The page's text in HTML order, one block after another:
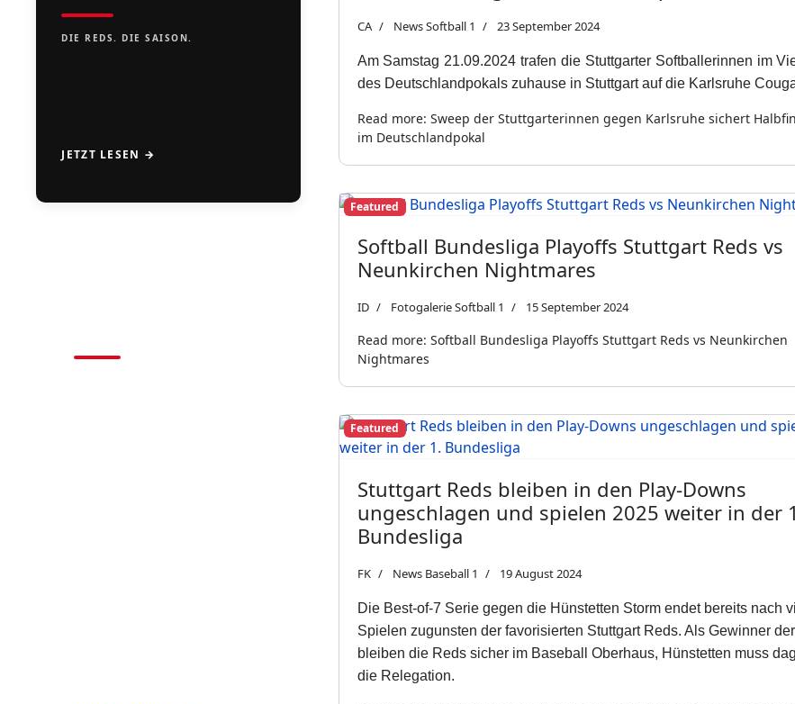
DIE REDS. DIE SAISON.
JETZT LESEN →
CA News Softball 1 23 September 2024
Am Samstag 21.09.2024 trafen die Stuttgarter Softballerinnen im
des Deutschlandpokals zuhause in Stuttgart auf die Karlsruhe
Read more: Sweep der Stuttgarterinnen gegen Karlsruhe sichert
im Deutschlandpokal
Featured
Softball Bundesliga Playoffs Stuttgart Reds vs
Neunkirchen Nightmares
ID Fotogalerie Softball 1 15 September 2024
Read more: Softball Bundesliga Playoffs Stuttgart Reds vs Neunkirchen
Nightmares
Featured
Stuttgart Reds bleiben in den Play-Downs
ungeschlagen und spielen 2025 weiter in der
Bundesliga
FK News Baseball 1 19 August 2024
Die Best-of-7 Serie gegen die Hünstetten Storm endet bereits nach
Spielen zugunsten der favorisierten Stuttgart Reds. Als Gewinner
bleiben die Reds sicher im Baseball Oberhaus, Hünstetten muss
die Relegation.